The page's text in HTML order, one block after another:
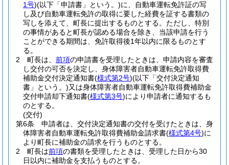
1号)(以下「申請書」という。)に、自動車運転免許証の写
し及び自動車運転免許の取得に要した経費を証する書類の
写しを添えて、町長に提出するものとする。 ただし、特別
の事情があると町長が認める場合を除き、当該申請を行う
ことができる期間は、免許取得後1年以内に限るものとす
る。
2
町長は、 前項の申請書を受理したときは、申請内容を審査
し交付の可否を決定し、身体障害者自動車運転免許取得費
補助金交付決定通知書(様式第2号)(以下「交付決定通知
書」という。)又は身体障害者自動車運転免許取得費補助金
交付申請却下通知書(様式第3号)により申請者に通知するも
のとする。
(交付)
第6条
申請者は、交付決定通知書の交付を受けたときは、身
体障害者自動車運転免許取得費補助金請求書(様式第4号)に
より町長に補助金の請求を行うものとする。
2
町長は前項の書類を受理したときは、受理した日から30
日以内に補助金を支払うものとする。